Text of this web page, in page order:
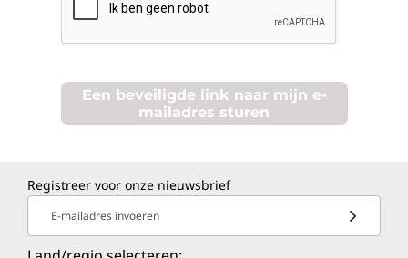
Een beveiligde link naar mijn e-
mailadres sturen
Registreer voor onze nieuwsbrief
E-mailadres invoeren